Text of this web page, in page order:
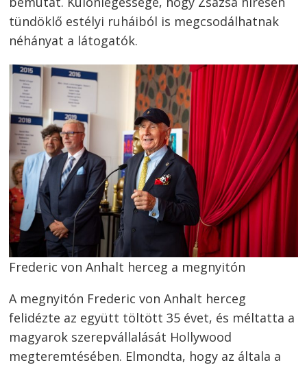
tündöklő estélyi ruháiból is megcsodálhatnak
néhányat a látogatók.
Frederic von Anhalt herceg a megnyitón
A megnyitón Frederic von Anhalt herceg
felidézte az együtt töltött 35 évet, és méltatta a
magyarok szerepvállalását Hollywood
megteremtésében. Elmondta, hogy az általa a